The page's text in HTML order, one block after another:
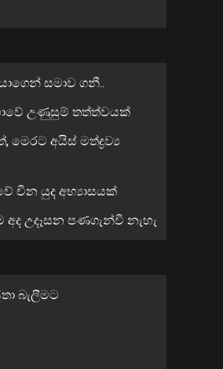
සමාව ගනී..
උණුසුම් තත්ත්වයක්
මෙරට අයිස් මත්ද්‍රව්‍ය
චීන යුද අභ්‍යාසයක්
උදෑසන පණගැන්වී නැහැ
බැලීමට